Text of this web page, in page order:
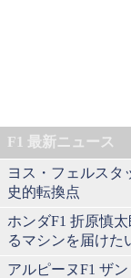
F1 最新ニュース
ヨス・フェルスタ
史的転換点
ホンダF1 折原慎
るマシンを届けた
アルピーヌF1 ザ